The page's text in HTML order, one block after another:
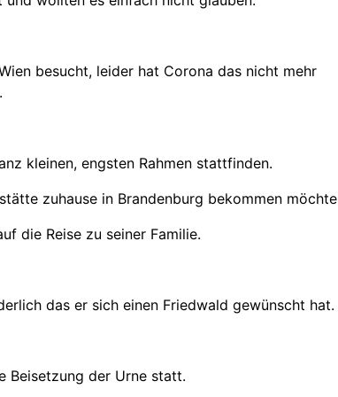
besucht, leider hat Corona das nicht mehr
kleinen, engsten Rahmen stattfinden.
zuhause in Brandenburg bekommen
die Reise zu seiner Familie.
das er sich einen Friedwald gewünscht hat.
Beisetzung der Urne statt.